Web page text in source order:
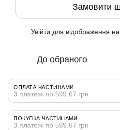
Замовити
Увійти для відображення
До обраного
ОПЛАТА ЧАСТИНАМИ
3 платежі по 599.67 грн
ПОКУПКА ЧАСТИНАМИ
3 платежі по 599.67 грн